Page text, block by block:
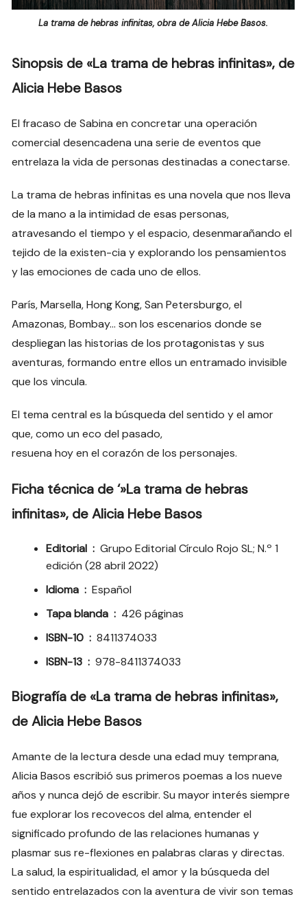
La trama de hebras infinitas, obra de Alicia Hebe Basos.
Sinopsis de «La trama de hebras infinitas», de
Alicia Hebe Basos
El fracaso de Sabina en concretar una operación
comercial desencadena una serie de eventos que
entrelaza la vida de personas destinadas a conectarse.
La trama de hebras infinitas es una novela que nos lleva
de la mano a la intimidad de esas personas,
atravesando el tiempo y el espacio, desenmarañando el
tejido de la existen-cia y explorando los pensamientos
y las emociones de cada uno de ellos.
París, Marsella, Hong Kong, San Petersburgo, el
Amazonas, Bombay… son los escenarios donde se
despliegan las historias de los protagonistas y sus
aventuras, formando entre ellos un entramado invisible
que los vincula.
El tema central es la búsqueda del sentido y el amor
que, como un eco del pasado,
resuena hoy en el corazón de los personajes.
Ficha técnica de ‘»La trama de hebras
infinitas», de Alicia Hebe Basos
Editorial ‏ : ‎Grupo Editorial Círculo Rojo SL; N.º 1
edición (28 abril 2022)
Idioma ‏ : ‎Español
Tapa blanda ‏ : ‎ 426 páginas
ISBN-10 ‏ : ‎8411374033
ISBN-13 ‏ : ‎978-8411374033
Biografía de «La trama de hebras infinitas»,
de Alicia Hebe Basos
Amante de la lectura desde una edad muy temprana,
Alicia Basos escribió sus primeros poemas a los nueve
años y nunca dejó de escribir. Su mayor interés siempre
fue explorar los recovecos del alma, entender el
significado profundo de las relaciones humanas y
plasmar sus re-flexiones en palabras claras y directas.
La salud, la espiritualidad, el amor y la búsqueda del
sentido entrelazados con la aventura de vivir son temas